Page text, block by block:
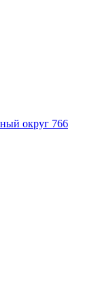
округ 766